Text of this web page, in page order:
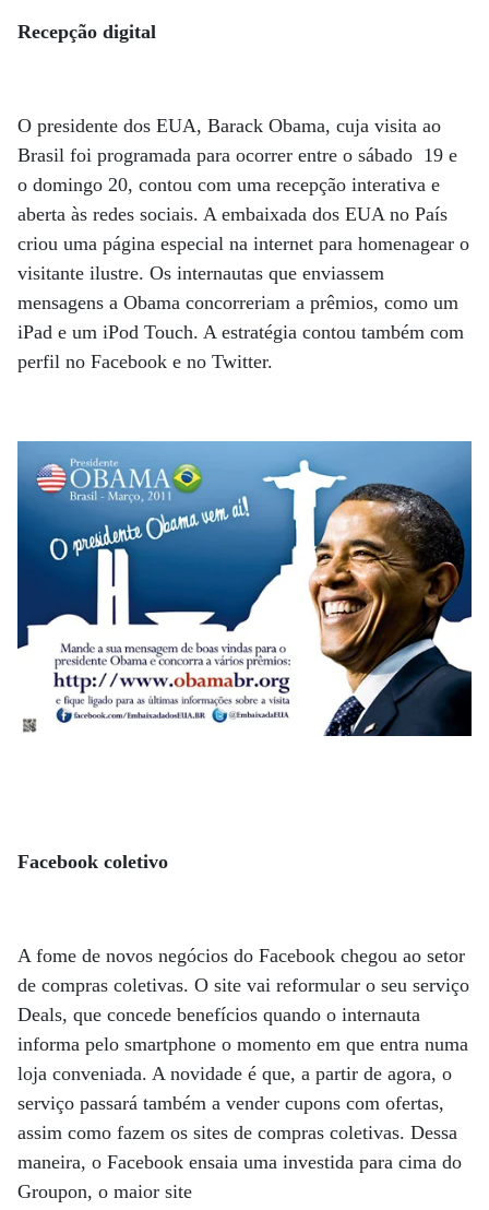
Recepção digital
O presidente dos EUA, Barack Obama, cuja visita ao
Brasil foi programada para ocorrer entre o sábado 19 e
o domingo 20, contou com uma recepção interativa e
aberta às redes sociais. A embaixada dos EUA no País
criou uma página especial na internet para homenagear o
visitante ilustre. Os internautas que enviassem
mensagens a Obama concorreriam a prêmios, como um
iPad e um iPod Touch. A estratégia contou também com
perfil no Facebook e no Twitter.
Facebook coletivo
A fome de novos negócios do Facebook chegou ao setor
de compras coletivas. O site vai reformular o seu serviço
Deals, que concede benefícios quando o internauta
informa pelo smartphone o momento em que entra numa
loja conveniada. A novidade é que, a partir de agora, o
serviço passará também a vender cupons com ofertas,
assim como fazem os sites de compras coletivas. Dessa
maneira, o Facebook ensaia uma investida para cima do
Groupon, o maior site